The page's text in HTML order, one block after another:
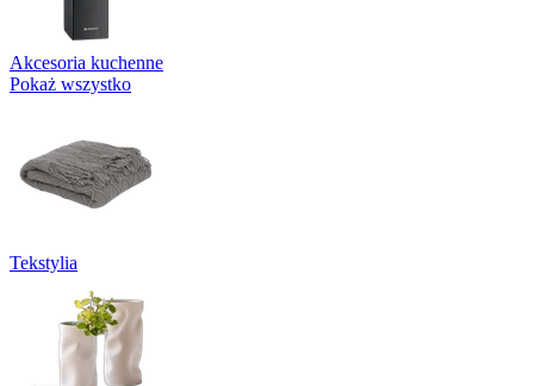
Akcesoria kuchenne
Pokaż wszystko
Tekstylia